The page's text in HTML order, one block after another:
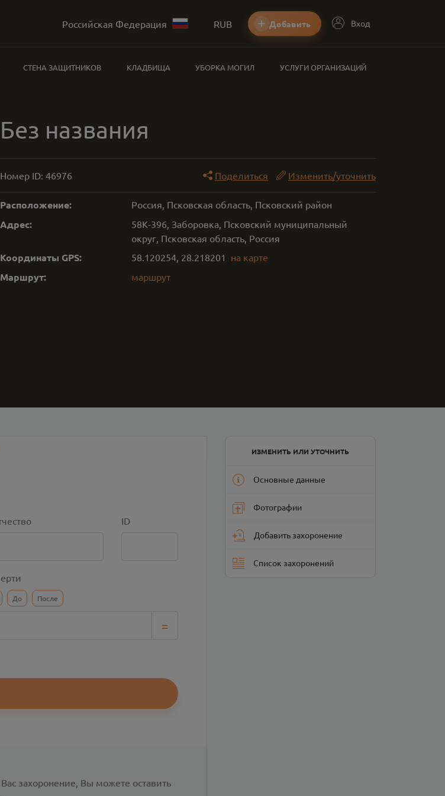
Российская Федерация RUB Добавить Вход
СТЕНА ЗАЩИТНИКОВ КЛАДБИЩА УБОРКА МОГИЛ УСЛУГИ ОРГАНИЗАЦИЙ
Без названия
Номер ID: 46976 Поделиться Изменить/уточнить
Расположение: Россия, Псковская область, Псковский район
Адрес:
58К-396, Заборовка, Псковский муниципальный
округ, Псковская область, Россия
Координаты GPS: 58.120254, 28.218201 на карте
Маршрут: маршрут
ID
До После
=
захоронение, Вы можете оставить
ИЗМЕНИТЬ ИЛИ УТОЧНИТЬ
Основные данные
Фотографии
Добавить захоронение
Список захоронений